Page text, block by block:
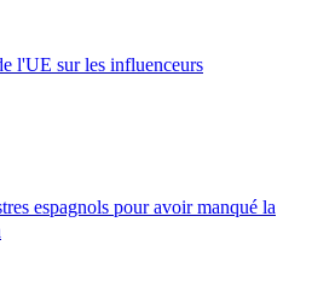
l'UE sur les influenceurs
espagnols pour avoir manqué la